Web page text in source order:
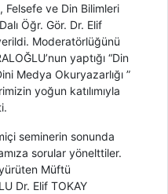
ve Din Bilimleri
Öğr. Gör. Dr. Elif
Moderatörlüğünü
yaptığı “Din
Medya Okuryazarlığı ”
yoğun katılımıyla
seminerin sonunda
sorular yönelttiler.
Müftü
Dr. Elif TOKAY